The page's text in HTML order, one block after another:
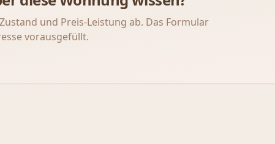
und Preis-Leistung ab. Das Formular
vorausgefüllt.